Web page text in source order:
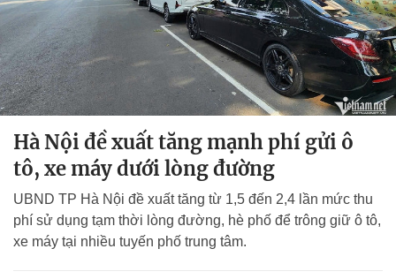
Hà Nội đề xuất tăng mạnh phí gửi ô
tô, xe máy dưới lòng đường
UBND TP Hà Nội đề xuất tăng từ 1,5 đến 2,4 lần mức thu
phí sử dụng tạm thời lòng đường, hè phố để trông giữ ô tô,
xe máy tại nhiều tuyến phố trung tâm.